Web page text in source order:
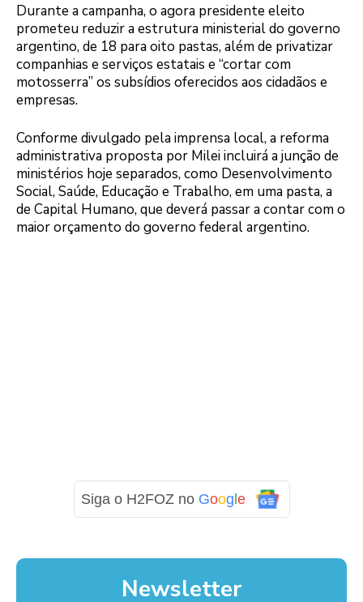
Durante a campanha, o agora presidente eleito
prometeu reduzir a estrutura ministerial do governo
argentino, de 18 para oito pastas, além de privatizar
companhias e serviços estatais e “cortar com
motosserra” os subsídios oferecidos aos cidadãos e
empresas.
Conforme divulgado pela imprensa local, a reforma
administrativa proposta por Milei incluirá a junção de
ministérios hoje separados, como Desenvolvimento
Social, Saúde, Educação e Trabalho, em uma pasta, a
de Capital Humano, que deverá passar a contar com o
maior orçamento do governo federal argentino.
Siga o H2FOZ no Goog e
Newsletter